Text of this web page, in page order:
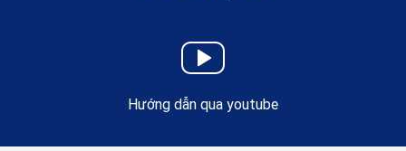
Hướng dẫn qua youtube